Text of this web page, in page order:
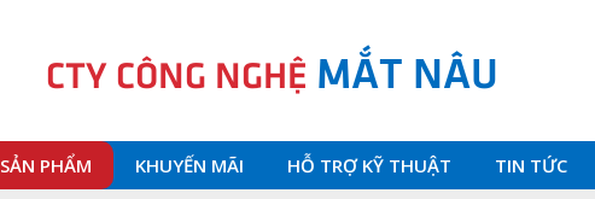
CTY CÔNG NGHỆ MẮT NÂU
SẢN PHẨM KHUYẾN MÃI HỖ TRỢ KỸ THUẬT TIN TỨC